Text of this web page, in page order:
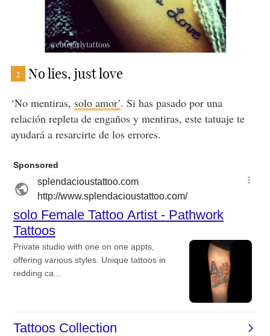
2 No lies, just love
‘No mentiras, solo amor’. Si has pasado por una
relación repleta de engaños y mentiras, este tatuaje te
ayudará a resarcirte de los errores.